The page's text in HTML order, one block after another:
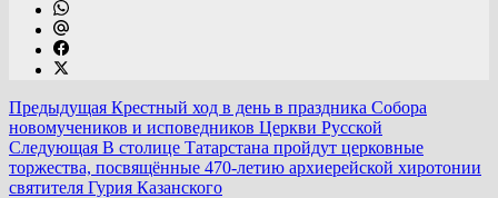
Предыдущая Крестный ход в день в праздника Собора
новомучеников и исповедников Церкви Русской
Следующая В столице Татарстана пройдут церковные
торжества, посвящённые 470-летию архиерейской хиротонии
святителя Гурия Казанского